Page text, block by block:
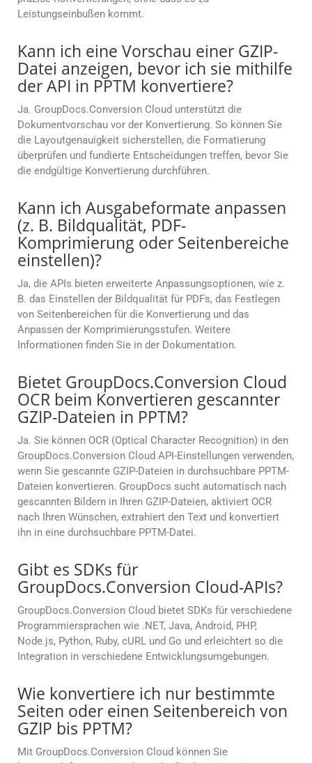
Leistungseinbußen kommt.
Kann ich eine Vorschau einer GZIP-
Datei anzeigen, bevor ich sie mithilfe
der API in PPTM konvertiere?
Ja. GroupDocs.Conversion Cloud unterstützt die
Dokumentvorschau vor der Konvertierung. So können Sie
die Layoutgenauigkeit sicherstellen, die Formatierung
überprüfen und fundierte Entscheidungen treffen, bevor Sie
die endgültige Konvertierung durchführen.
Kann ich Ausgabeformate anpassen
(z. B. Bildqualität, PDF-
Komprimierung oder Seitenbereiche
einstellen)?
Ja, die APIs bieten erweiterte Anpassungsoptionen, wie z.
B. das Einstellen der Bildqualität für PDFs, das Festlegen
von Seitenbereichen für die Konvertierung und das
Anpassen der Komprimierungsstufen. Weitere
Informationen finden Sie in der Dokumentation.
Bietet GroupDocs.Conversion Cloud
OCR beim Konvertieren gescannter
GZIP-Dateien in PPTM?
Ja. Sie können OCR (Optical Character Recognition) in den
GroupDocs.Conversion Cloud API-Einstellungen verwenden,
wenn Sie gescannte GZIP-Dateien in durchsuchbare PPTM-
Dateien konvertieren. GroupDocs sucht automatisch nach
gescannten Bildern in Ihren GZIP-Dateien, aktiviert OCR
nach Ihren Wünschen, extrahiert den Text und konvertiert
ihn in eine durchsuchbare PPTM-Datei.
Gibt es SDKs für
GroupDocs.Conversion Cloud-APIs?
GroupDocs.Conversion Cloud bietet SDKs für verschiedene
Programmiersprachen wie .NET, Java, Android, PHP,
Node.js, Python, Ruby, cURL und Go und erleichtert so die
Integration in verschiedene Entwicklungsumgebungen.
Wie konvertiere ich nur bestimmte
Seiten oder einen Seitenbereich von
GZIP bis PPTM?
Mit GroupDocs.Conversion Cloud können Sie